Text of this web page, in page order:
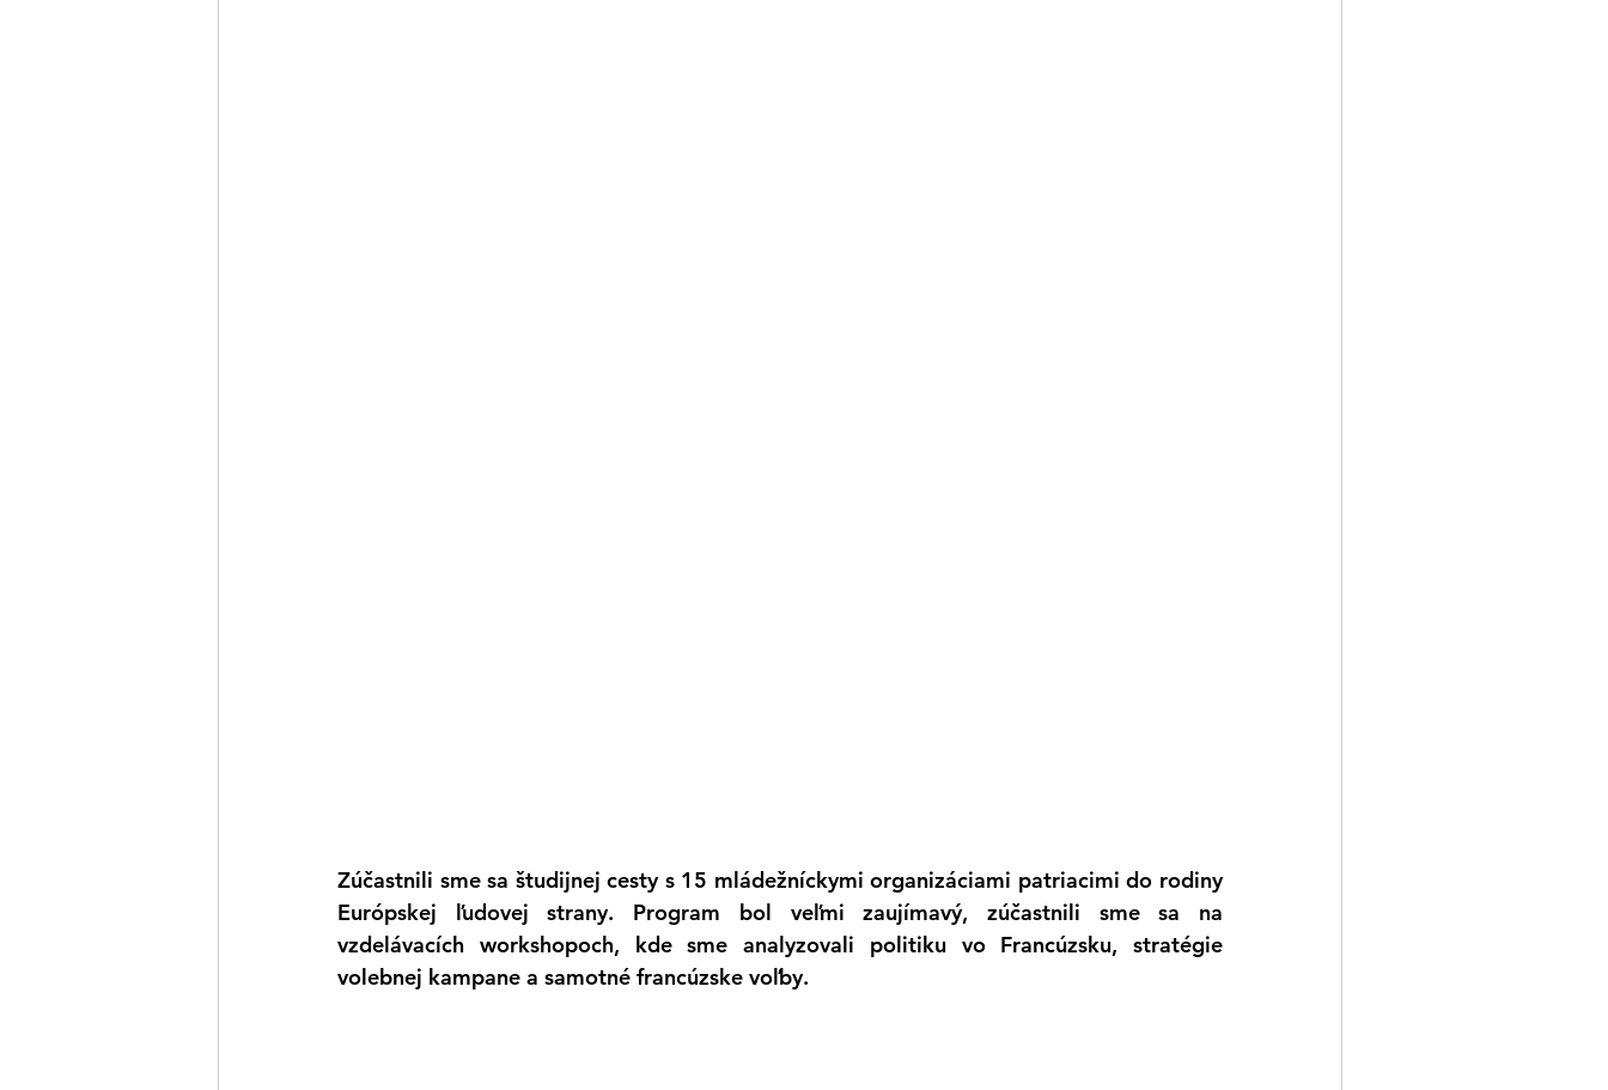
Zúčastnili sme sa študijnej cesty s 15 mládežníckymi organizáciami patriacimi do rodiny
Európskej ľudovej strany. Program bol veľmi zaujímavý, zúčastnili sme sa na
vzdelávacích workshopoch, kde sme analyzovali politiku vo Francúzsku, stratégie
volebnej kampane a samotné francúzske voľby.